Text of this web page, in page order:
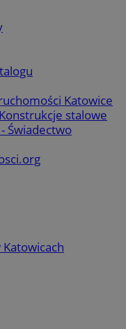
Katowice
stalowe
Świadectwo